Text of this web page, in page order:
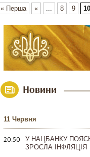
« Перша « ... 8 9 10
Новини
11 Червня
20:50
У НАЦБАНКУ
ЗРОСЛА ІНФЛЯЦІЯ